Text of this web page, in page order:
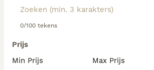
0/100 tekens
Prijs
Min Prijs
Max Prijs